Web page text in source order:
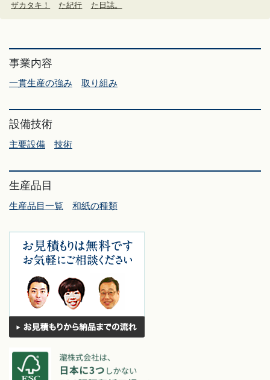
ザカタキ！ た紀行 た日誌。
事業内容
一貫生産の強み 取り組み
設備技術
主要設備 技術
生産品目
生産品目一覧 和紙の種類